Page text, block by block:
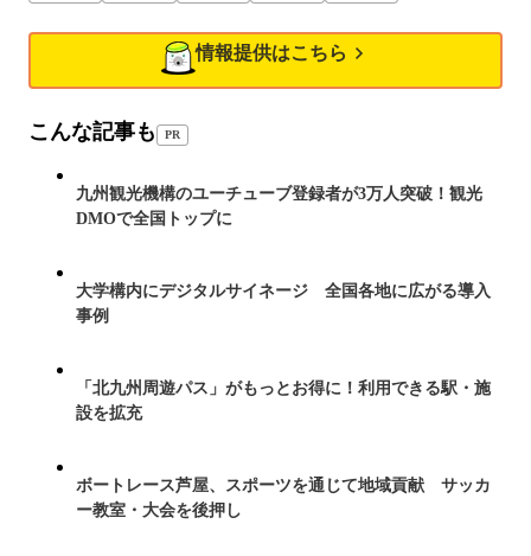
情報提供はこちら
こんな記事も PR
九州観光機構のユーチューブ登録者が3万人突破！観光
DMOで全国トップに
大学構内にデジタルサイネージ 全国各地に広がる導入
事例
「北九州周遊パス」がもっとお得に！利用できる駅・施
設を拡充
ボートレース芦屋、スポーツを通じて地域貢献 サッカ
ー教室・大会を後押し